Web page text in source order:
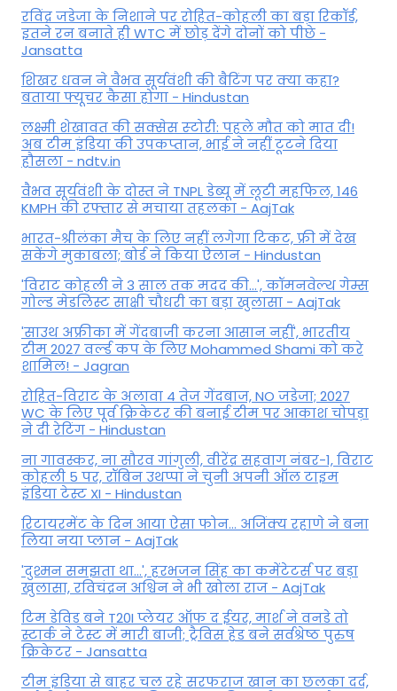
रविंद्र जडेजा के निशाने पर रोहित-कोहली का बड़ा रिकॉर्ड,
इतने रन बनाते ही WTC में छोड़ देंगे दोनों को पीछे -
Jansatta
शिखर धवन ने वैभव सूर्यवंशी की बैटिंग पर क्या कहा?
बताया फ्यूचर कैसा होगा - Hindustan
लक्ष्मी शेखावत की सक्‍सेस स्‍टोरी: पहले मौत को मात दी!
अब टीम इंडिया की उपकप्तान, भाई ने नहीं टूटने दिया
हौसला - ndtv.in
वैभव सूर्यवंशी के दोस्त ने TNPL डेब्यू में लूटी महफिल, 146
KMPH की रफ्तार से मचाया तहलका - AajTak
भारत-श्रीलंका मैच के लिए नहीं लगेगा टिकट, फ्री में देख
सकेंगे मुकाबला; बोर्ड ने किया ऐलान - Hindustan
'विराट कोहली ने 3 साल तक मदद की...', कॉमनवेल्थ गेम्स
गोल्ड मेडलिस्ट साक्षी चौधरी का बड़ा खुलासा - AajTak
'साउथ अफ्रीका में गेंदबाजी करना आसान नहीं', भारतीय
टीम 2027 वर्ल्‍ड कप के लिए Mohammed Shami को करे
शामिल! - Jagran
रोहित-विराट के अलावा 4 तेज गेंदबाज, NO जडेजा; 2027
WC के लिए पूर्व क्रिकेटर की बनाई टीम पर आकाश चोपड़ा
ने दी रेटिंग - Hindustan
ना गावस्कर, ना सौरव गांगुली, वीरेंद्र सहवाग नंबर-1, विराट
कोहली 5 पर, रॉबिन उथप्पा ने चुनी अपनी ऑल टाइम
इंडिया टेस्ट XI - Hindustan
रिटायरमेंट के दिन आया ऐसा फोन... अजिंक्य रहाणे ने बना
लिया नया प्लान - AajTak
'दुश्मन समझता था...', हरभजन सिंह का कमेंटेटर्स पर बड़ा
खुलासा, रव‍िचंद्रन अश्विन ने भी खोला राज - AajTak
टिम डेविड बने T20I प्लेयर ऑफ द ईयर, मार्श ने वनडे तो
स्टार्क ने टेस्ट में मारी बाजी; ट्रैविस हेड बने सर्वश्रेष्ठ पुरुष
क्रिकेटर - Jansatta
टीम इंडिया से बाहर चल रहे सरफराज खान का छलका दर्द,